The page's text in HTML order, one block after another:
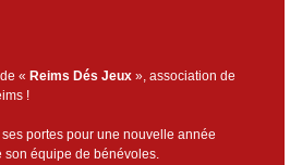
« Reims Dés Jeux », association de
!
portes pour une nouvelle année
son équipe de bénévoles.